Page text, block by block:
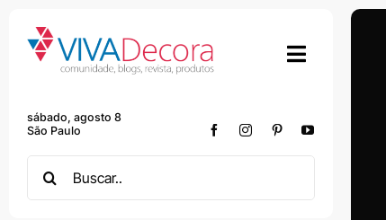
content
sábado, agosto 8
São Paulo
for: